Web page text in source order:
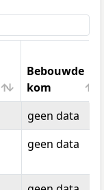
Bebouwde
kom
Bebouwde
kom
geen data
geen data